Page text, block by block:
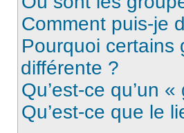
Comment puis-je
Pourquoi certains
différente ?
Qu’est-ce qu’un
Qu’est-ce que le